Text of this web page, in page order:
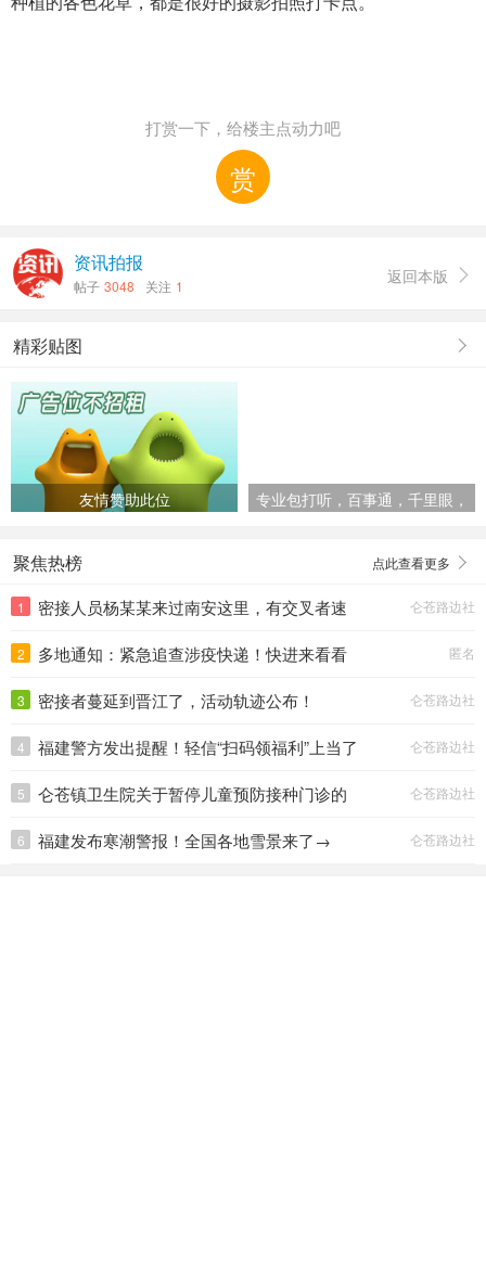
打赏一下，给楼主点动力吧
赏
资讯拍报
帖子 3048 关注 1 返回本版 
精彩贴图
友情赞助此位
专业包打听，百事通，千里眼，
聚焦热榜 点此查看更多
1
密接人员杨某某来过南安这里，有交叉者速
仑苍路边社
2
多地通知：紧急追查涉疫快递！快进来看看
匿名
3 密接者蔓延到晋江了，活动轨迹公布！ 仑苍路边社
4 福建警方发出提醒！轻信“扫码领福利”上当了 仑苍路边社
5
仑苍镇卫生院关于暂停儿童预防接种门诊的
仑苍路边社
6 福建发布寒潮警报！全国各地雪景来了→ 仑苍路边社